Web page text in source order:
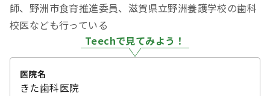
師、野洲市⾷育推進委員、滋賀県⽴野洲養護学校の歯科
校医なども行っている
Teechで見てみよう！
医院名
きた歯科医院